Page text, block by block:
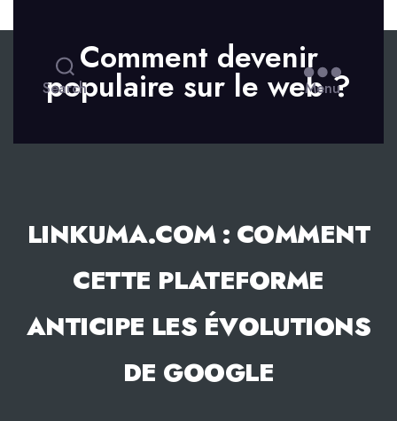
Search
Comment devenir
populaire sur le web ?
Menu
LINKUMA.COM : COMMENT
CETTE PLATEFORME
ANTICIPE LES ÉVOLUTIONS
DE GOOGLE